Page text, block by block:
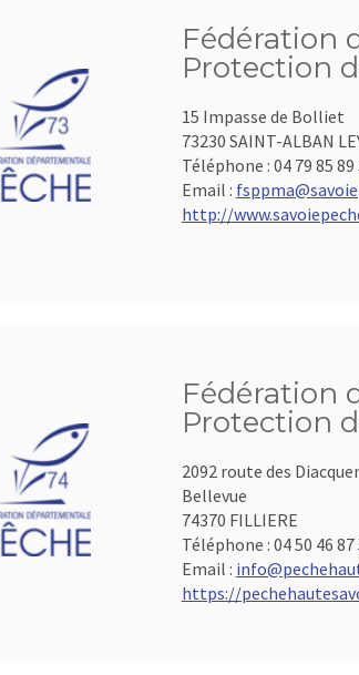
Fédération
Protection
15 Impasse de Bolliet
73230 SAINT-ALBAN
Téléphone : 04 79 85 89
Email :
http://
Fédération
Protection
2092 route des
Bellevue
74370 FILLIERE
Téléphone : 04 50 46 87
Email :
https://